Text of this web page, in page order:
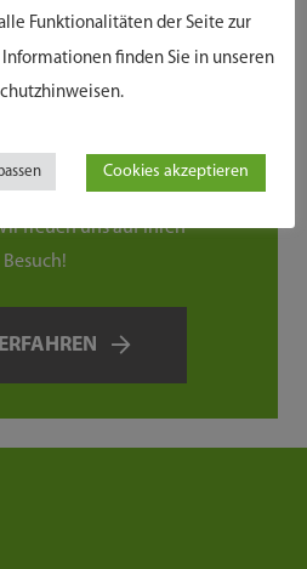
– stressfrei. Buchen
Termin bei uns vor Ort
kompetente Beratung,
zwar ganz komfortabel
von
freuen uns auf Ihren
Besuch!
Funktionalitäten der Seite zur
finden Sie in unseren
Cookies akzeptieren